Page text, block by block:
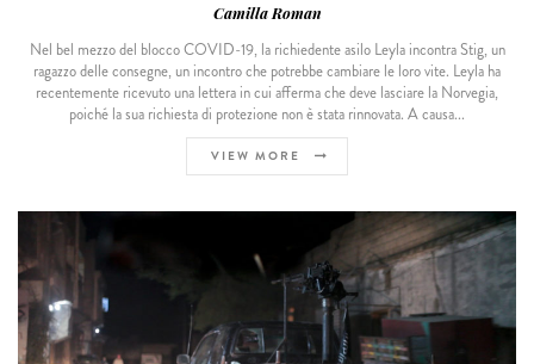
Camilla Roman
Nel bel mezzo del blocco COVID-19, la richiedente asilo Leyla incontra Stig, un
ragazzo delle consegne, un incontro che potrebbe cambiare le loro vite. Leyla ha
recentemente ricevuto una lettera in cui afferma che deve lasciare la Norvegia,
poiché la sua richiesta di protezione non è stata rinnovata. A causa...
VIEW MORE